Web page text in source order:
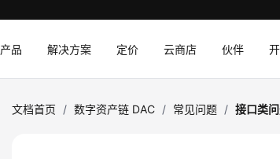
产品 解决方案 定价 云商店 伙伴
文档首页 / 数字资产链 DAC / 常见问题 / 接口类